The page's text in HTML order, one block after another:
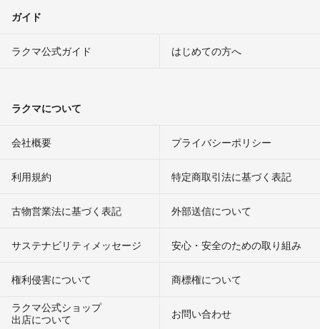
ガイド
ラクマ公式ガイド はじめての方へ
ラクマについて
会社概要 プライバシーポリシー
利用規約 特定商取引法に基づく表記
古物営業法に基づく表記 外部送信について
サステナビリティメッセージ 安心・安全のための取り組み
権利侵害について
商標権について
ラクマ公式ショップ
出店について
お問い合わせ